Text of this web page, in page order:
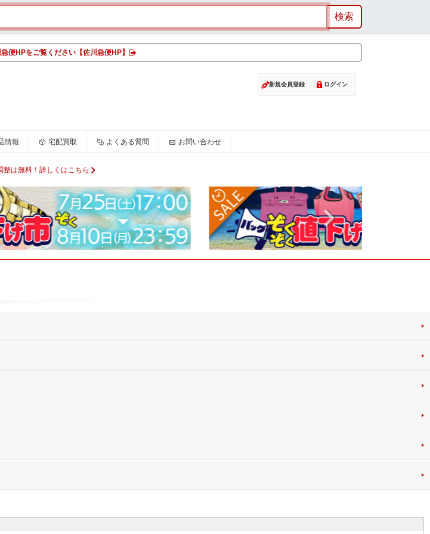
便HPをご覧ください【佐川急便HP】
新規会員登録 ログイン
情報 宅配買取 よくある質問 お問い合わせ
整は無料！詳しくはこちら